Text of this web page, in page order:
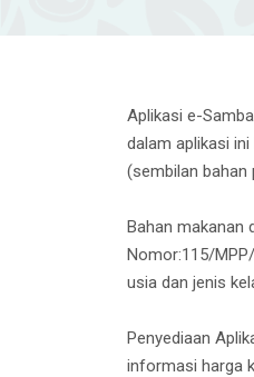
Aplikasi e-
dalam aplikasi
(sembilan bahan
Bahan makanan
Nomor:115/
usia dan jenis
Penyediaan
informasi harga